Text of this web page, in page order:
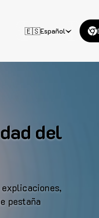
🇪🇸Español
del
pestaña